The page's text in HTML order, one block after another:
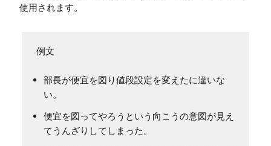
使用されます。
部長が便宜を図り値段設定を変えたに違いな
い。
便宜を図ってやろうという向こうの意図が見え
てうんざりしてしまった。